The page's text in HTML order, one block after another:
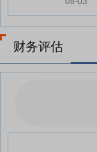
财务评估